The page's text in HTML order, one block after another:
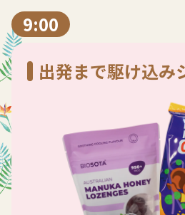
9:00
出発まで駆け込み